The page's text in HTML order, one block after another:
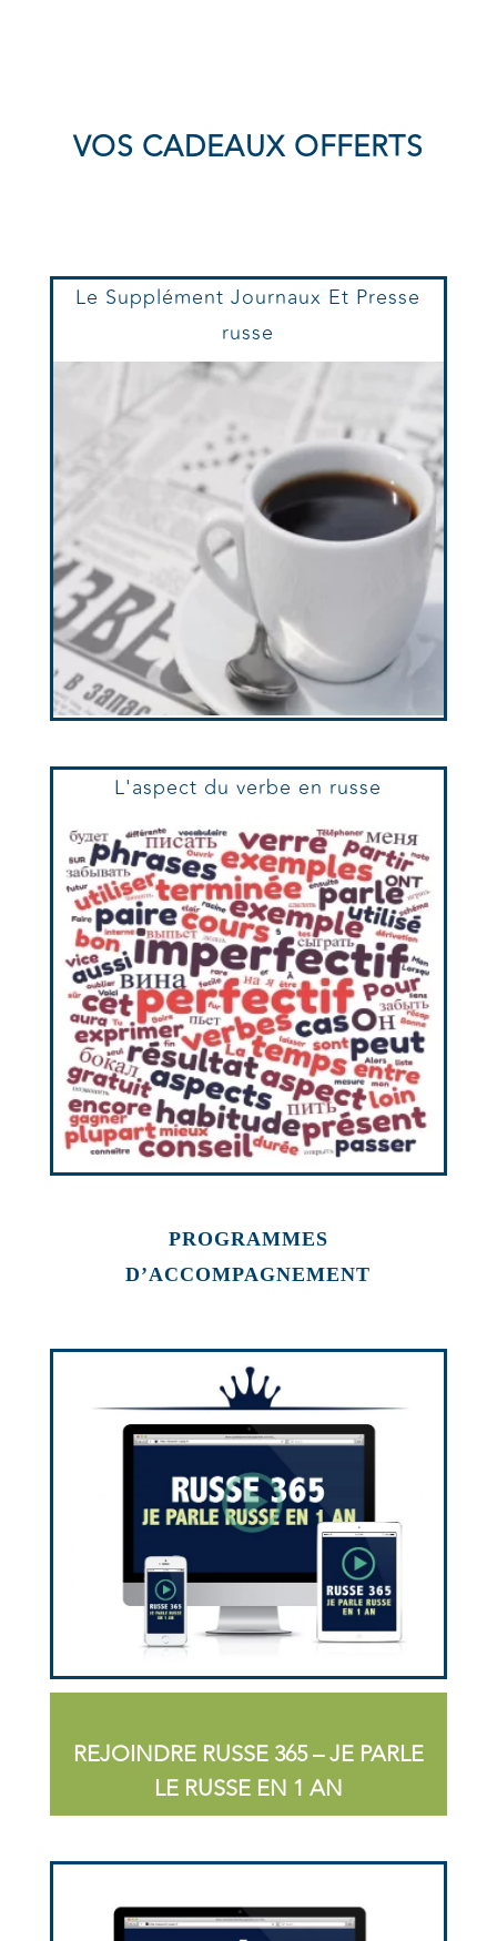
VOS CADEAUX OFFERTS
Le Supplément Journaux Et Presse
russe
L'aspect du verbe en russe
PROGRAMMES
D’ACCOMPAGNEMENT
REJOINDRE RUSSE 365 – JE PARLE
LE RUSSE EN 1 AN